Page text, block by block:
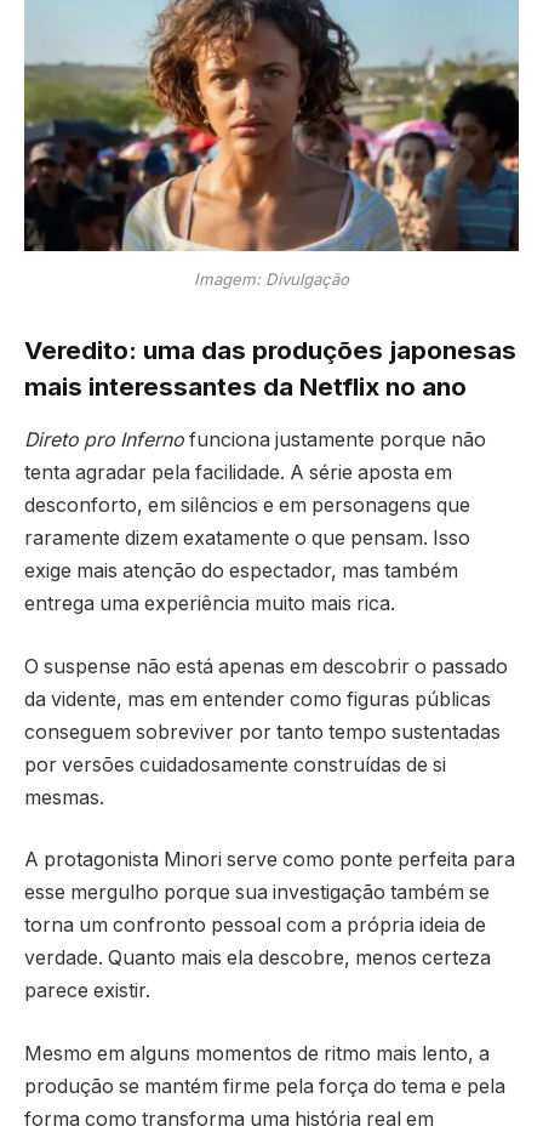
Imagem: Divulgação
Veredito: uma das produções japonesas
mais interessantes da Netflix no ano
Direto pro Inferno funciona justamente porque não
tenta agradar pela facilidade. A série aposta em
desconforto, em silêncios e em personagens que
raramente dizem exatamente o que pensam. Isso
exige mais atenção do espectador, mas também
entrega uma experiência muito mais rica.
O suspense não está apenas em descobrir o passado
da vidente, mas em entender como figuras públicas
conseguem sobreviver por tanto tempo sustentadas
por versões cuidadosamente construídas de si
mesmas.
A protagonista Minori serve como ponte perfeita para
esse mergulho porque sua investigação também se
torna um confronto pessoal com a própria ideia de
verdade. Quanto mais ela descobre, menos certeza
parece existir.
Mesmo em alguns momentos de ritmo mais lento, a
produção se mantém firme pela força do tema e pela
forma como transforma uma história real em